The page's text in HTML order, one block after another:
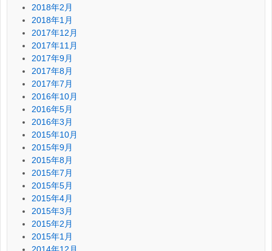
2018年2月
2018年1月
2017年12月
2017年11月
2017年9月
2017年8月
2017年7月
2016年10月
2016年5月
2016年3月
2015年10月
2015年9月
2015年8月
2015年7月
2015年5月
2015年4月
2015年3月
2015年2月
2015年1月
2014年12月